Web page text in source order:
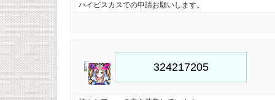
ハイビスカスでの申請お願いします。